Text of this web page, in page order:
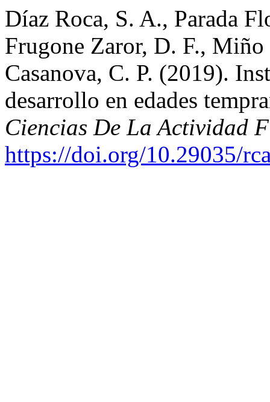
Díaz Roca, S. A., Parada
Frugone Zaror, D. F.,
Casanova, C. P. (2019).
desarrollo en edades
Ciencias De La Actividad
https://doi.org/10.29035/